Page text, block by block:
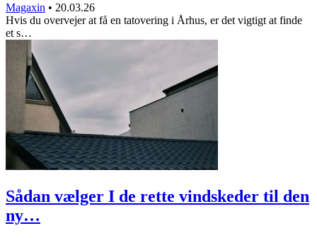
Magaxin • 20.03.26
Hvis du overvejer at få en tatovering i Århus, er det vigtigt at finde
et s…
Sådan vælger I de rette vindskeder til den
ny…